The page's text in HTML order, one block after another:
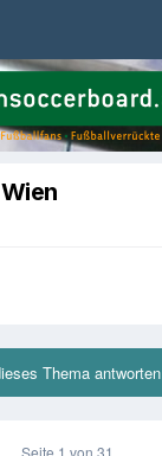
Thema antworten